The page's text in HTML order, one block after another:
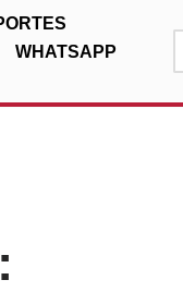
WHATSAPP